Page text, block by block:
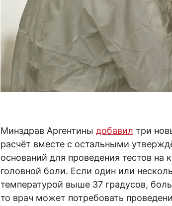
Минздрав Аргентины добавил три
расчёт вместе с остальными
оснований для проведения тестов на
головной боли. Если один или
температурой выше 37 градусов,
то врач может потребовать